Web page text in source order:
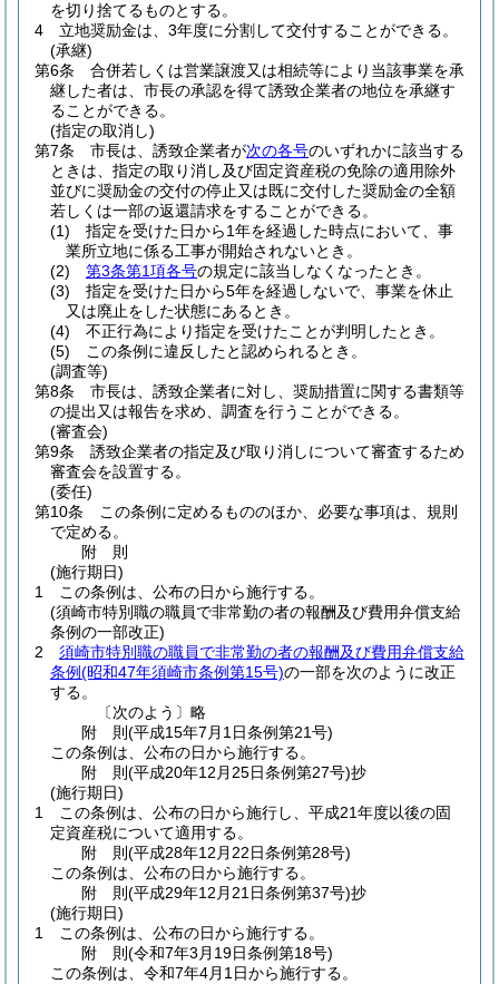
を切り捨てるものとする。
4
立地奨励金は、3年度に分割して交付することができる。
(承継)
第6条
合併若しくは営業譲渡又は相続等により当該事業を承
継した者は、市長の承認を得て誘致企業者の地位を承継す
ることができる。
(指定の取消し)
第7条
市長は、誘致企業者が次の各号のいずれかに該当する
ときは、指定の取り消し及び固定資産税の免除の適用除外
並びに奨励金の交付の停止又は既に交付した奨励金の全額
若しくは一部の返還請求をすることができる。
(1)
指定を受けた日から1年を経過した時点において、事
業所立地に係る工事が開始されないとき。
(2)
第3条第1項各号の規定に該当しなくなったとき。
(3)
指定を受けた日から5年を経過しないで、事業を休止
又は廃止をした状態にあるとき。
(4)
不正行為により指定を受けたことが判明したとき。
(5)
この条例に違反したと認められるとき。
(調査等)
第8条
市長は、誘致企業者に対し、奨励措置に関する書類等
の提出又は報告を求め、調査を行うことができる。
(審査会)
第9条
誘致企業者の指定及び取り消しについて審査するため
審査会を設置する。
(委任)
第10条
この条例に定めるもののほか、必要な事項は、規則
で定める。
附 則
(施行期日)
1
この条例は、公布の日から施行する。
(須崎市特別職の職員で非常勤の者の報酬及び費用弁償支給
条例の一部改正)
2
須崎市特別職の職員で非常勤の者の報酬及び費用弁償支給
条例(昭和47年須崎市条例第15号)の一部を次のように改正
する。
〔次のよう〕略
附 則(平成15年7月1日条例第21号)
この条例は、公布の日から施行する。
附 則(平成20年12月25日条例第27号)抄
(施行期日)
1
この条例は、公布の日から施行し、平成21年度以後の固
定資産税について適用する。
附 則(平成28年12月22日条例第28号)
この条例は、公布の日から施行する。
附 則(平成29年12月21日条例第37号)抄
(施行期日)
1
この条例は、公布の日から施行する。
附 則(令和7年3月19日条例第18号)
この条例は、令和7年4月1日から施行する。